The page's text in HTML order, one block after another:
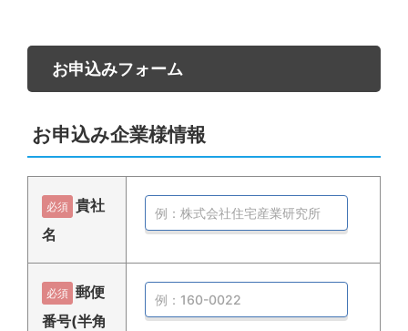
お申込みフォーム
お申込み企業様情報
必須 貴社
名
必須 郵便
番号(半角